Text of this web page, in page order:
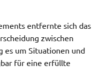
entfernte sich das
zwischen
es um Situationen und
für eine erfüllte